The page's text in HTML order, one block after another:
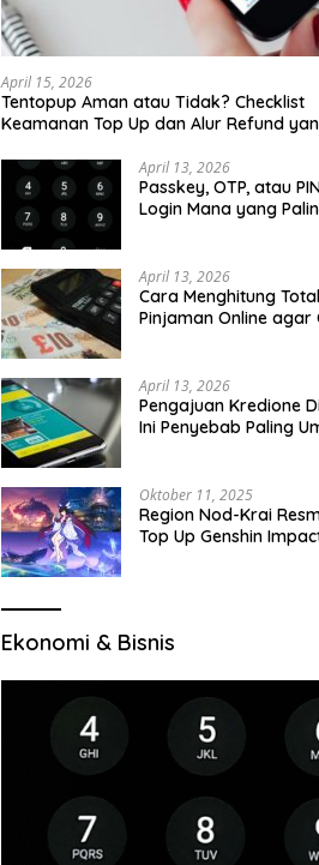
April 15, 2026
Tentopup Aman atau Tidak? Checklist
Keamanan Top Up dan Alur Refund
April 13, 2026
Passkey, OTP, atau
Login Mana yang
April 13, 2026
Cara Menghitung
Pinjaman Online agar
April 13, 2026
Pengajuan Kredione
Ini Penyebab Paling
Oktober 11, 2025
Region Nod-Krai
Top Up Genshin
Ekonomi & Bisnis